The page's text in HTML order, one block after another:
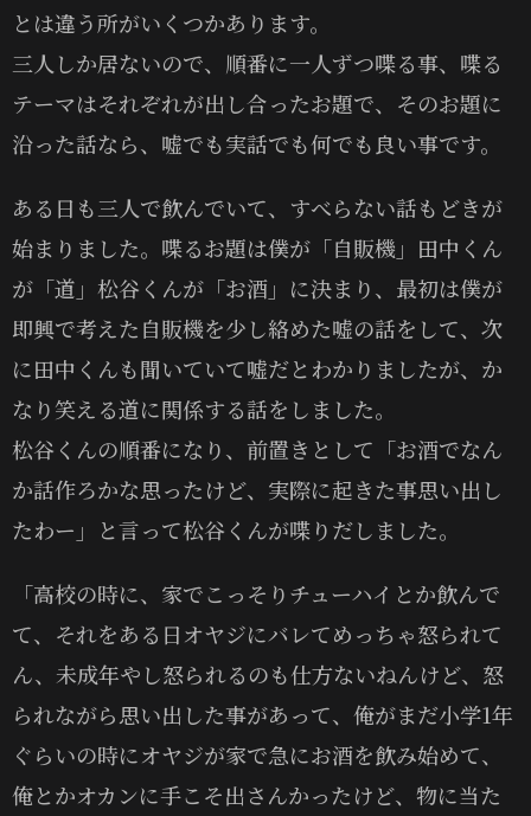
とは違う所がいくつかあります。
三人しか居ないので、順番に一人ずつ喋る事、喋る
テーマはそれぞれが出し合ったお題で、そのお題に
沿った話なら、嘘でも実話でも何でも良い事です。
ある日も三人で飲んでいて、すべらない話もどきが
始まりました。喋るお題は僕が「自販機」田中くん
が「道」松谷くんが「お酒」に決まり、最初は僕が
即興で考えた自販機を少し絡めた嘘の話をして、次
に田中くんも聞いていて嘘だとわかりましたが、か
なり笑える道に関係する話をしました。
松谷くんの順番になり、前置きとして「お酒でなん
か話作ろかな思ったけど、実際に起きた事思い出し
たわー」と言って松谷くんが喋りだしました。
「高校の時に、家でこっそりチューハイとか飲んで
て、それをある日オヤジにバレてめっちゃ怒られて
ん、未成年やし怒られるのも仕方ないねんけど、怒
られながら思い出した事があって、俺がまだ小学1年
ぐらいの時にオヤジが家で急にお酒を飲み始めて、
俺とかオカンに手こそ出さんかったけど、物に当た